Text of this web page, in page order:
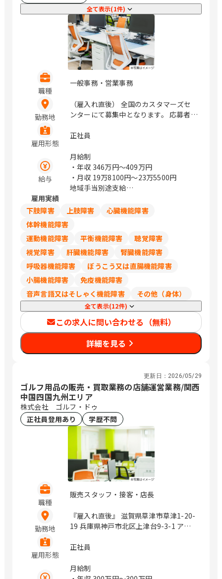
全て表示(1件)
職種
一般事務・営業事務
勤務地
（雇入れ直後） 全国のカスタマーズセ
ンターにて募集中となります。 応募者様
ます。 大阪府大阪市北区大淀中1丁目1
ト34F / 梅田
雇用形態
正社員
給与
月給制
・年収 346万円〜409万円
・月収 19万8100円〜23万5500円
地域手当別途支給
雇用実績
下肢障害
上肢障害
心臓機能障害
体幹機能障害
運動機能障害
平衡機能障害
聴覚障害
視覚障害
肝臓機能障害
腎臓機能障害
呼吸器機能障害
ぼうこう又は直腸機能障害
小腸機能障害
免疫機能障害
音声言語又はそしゃく機能障害
その他（身体）
全て表示(12件)
この求人に問い合わせる（無料）
詳細を見る
更新日： 2026/05/29
ゴルフ用品の販売・買取業務の店舗運営業務/関西
中国四国九州エリア
株式会社 ゴルフ・ドゥ
正社員登用あり
学歴不問
職種
販売スタッフ・接客・店長
勤務地
『雇入れ直後』 滋賀県草津市草津1-20-
19 兵庫県神戸市北区上津台9-3-1 アコ
古川市東神吉町出河原862 イオンタウン
13 岡山県倉敷市笹沖398-1 広島県福山
雇用形態
正社員
月給制